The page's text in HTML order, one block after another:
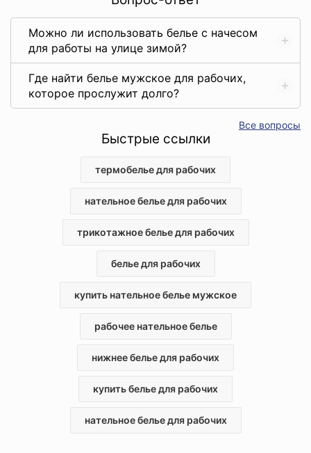
Мужское и женское нательное белье х/б станет идеальным
выбором для тяжелой работы, поскольку такие комплекты
выполнены из натуральных трикотажных полотен. Они:
хорошо впитывает влагу, позволяя коже дышать;
не вызывают раздражения и аллергии;
являются износостойкими, долговечными и
Учитывая все преимущества, которым обладает белье
Переходите в каталог нашего интернет-магазина и
которые подойдут по качеству исполнения, фасону,
обеспечивая оперативные отгрузки с собственного склада
и быструю доставку в любой регион России.
Можно ли использовать белье с начесом
для работы на улице зимой?
Где найти белье мужское для рабочих,
которое прослужит долго?
Все вопросы
Быстрые ссылки
термобелье для рабочих
нательное белье для рабочих
трикотажное белье для рабочих
белье для рабочих
купить нательное белье мужское
рабочее нательное белье
нижнее белье для рабочих
купить белье для рабочих
нательное белье для рабочих